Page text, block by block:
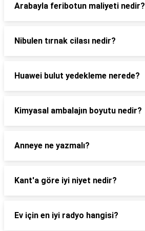
Arabayla feribotun maliyeti nedir?
Nibulen tırnak cilası nedir?
Huawei bulut yedekleme nerede?
Kimyasal ambalajın boyutu nedir?
Anneye ne yazmalı?
Kant'a göre iyi niyet nedir?
Ev için en iyi radyo hangisi?